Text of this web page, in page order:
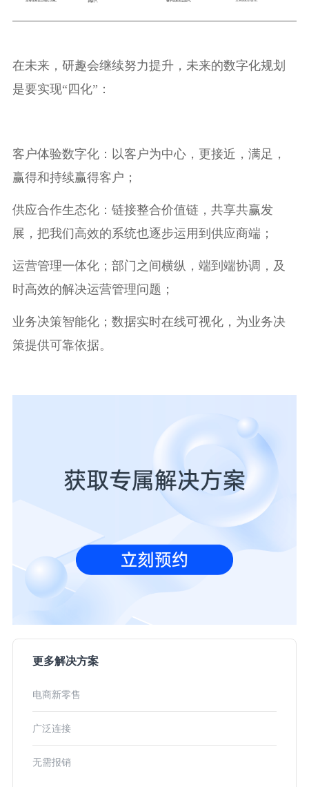
在未来，研趣会继续努力提升，未来的数字化规划
是要实现“四化”：
客户体验数字化：以客户为中心，更接近，满足，
赢得和持续赢得客户；
供应合作生态化：链接整合价值链，共享共赢发
展，把我们高效的系统也逐步运用到供应商端；
运营管理一体化；部门之间横纵，端到端协调，及
时高效的解决运营管理问题；
业务决策智能化；数据实时在线可视化，为业务决
策提供可靠依据。
更多解决方案
电商新零售
广泛连接
无需报销